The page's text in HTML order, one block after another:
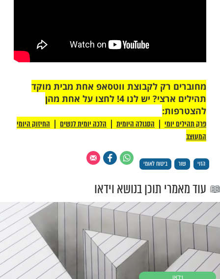
רק לקבוצת ווטסאפ אחת מבית מוקד
תהילים ארצי? יש לנו 4! לחצו על אחת מהן